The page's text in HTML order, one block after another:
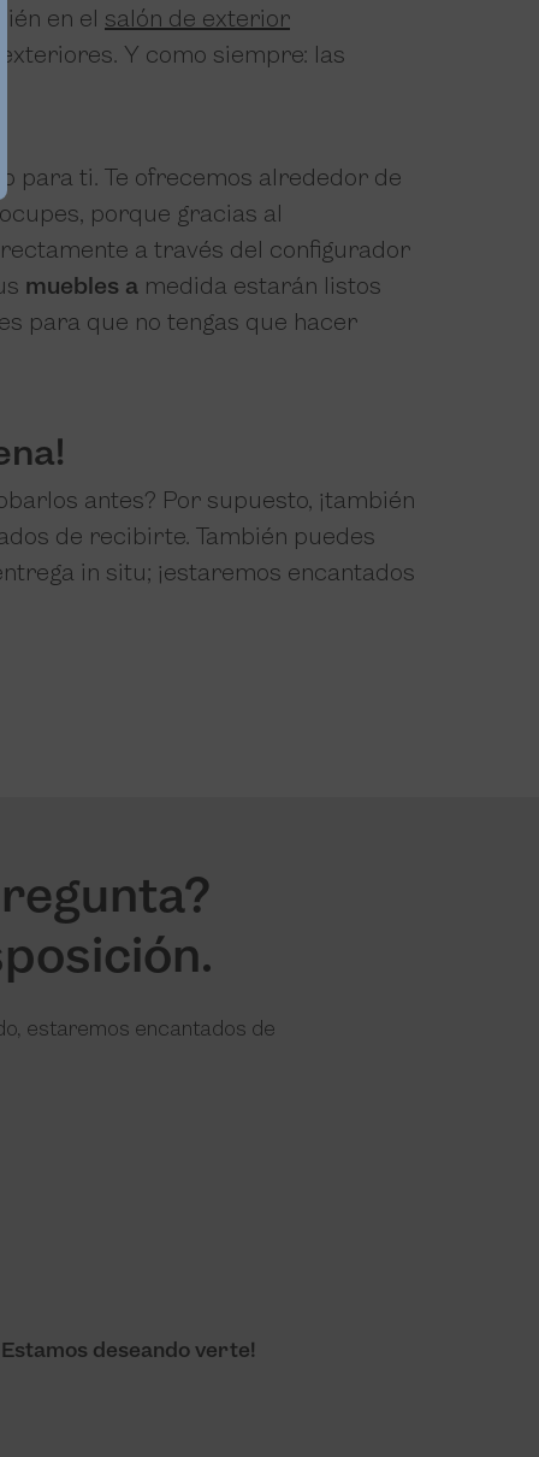
en el salón de exterior
Y como siempre: las
para ti. Te ofrecemos alrededor de
porque gracias al
a través del configurador
muebles a medida estarán listos
para que no tengas que hacer
antes? Por supuesto, ¡también
de recibirte. También puedes
in situ; ¡estaremos encantados
estaremos encantados de
deseando verte!